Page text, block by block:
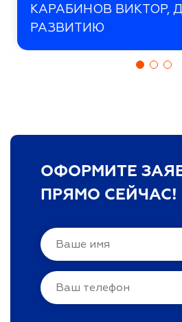
КАРАБИНОВ ВИКТОР,
РАЗВИТИЮ
ОФОРМИТЕ
ПРЯМО СЕЙЧАС!